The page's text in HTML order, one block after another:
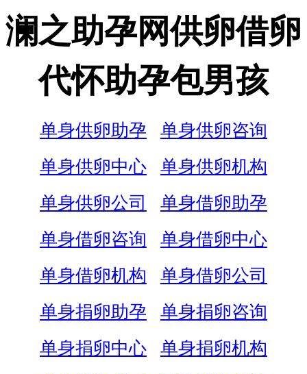
澜之助孕网供卵借卵
代怀助孕包男孩
单身供卵助孕
单身供卵咨询
单身供卵中心
单身供卵机构
单身供卵公司
单身借卵助孕
单身借卵咨询
单身借卵中心
单身借卵机构
单身借卵公司
单身捐卵助孕
单身捐卵咨询
单身捐卵中心
单身捐卵机构